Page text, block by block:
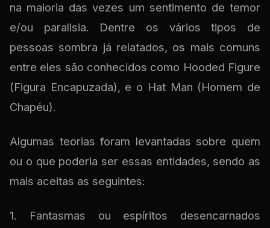
na maioria das vezes um sentimento de temor
e/ou paralisia. Dentre os vários tipos de
pessoas sombra já relatados, os mais comuns
entre eles são conhecidos como Hooded Figure
(Figura Encapuzada), e o Hat Man (Homem de
Chapéu).
Algumas teorias foram levantadas sobre quem
ou o que poderia ser essas entidades, sendo as
mais aceitas as seguintes:
1. Fantasmas ou espíritos desencarnados